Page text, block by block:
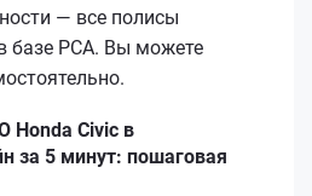
— все полисы
базе РСА. Вы можете
Honda Civic в
за 5 минут: пошаговая